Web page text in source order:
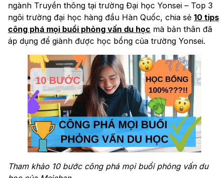
ngành Truyền thông tại trường Đại học Yonsei – Top 3
ngôi trường đại học hàng đầu Hàn Quốc, chia sẻ 10 tips
công phá mọi buổi phỏng vấn du học mà bản thân đã
áp dụng để giành được học bổng của trường Yonsei.
Tham khảo 10 bước công phá mọi buổi phỏng vấn du